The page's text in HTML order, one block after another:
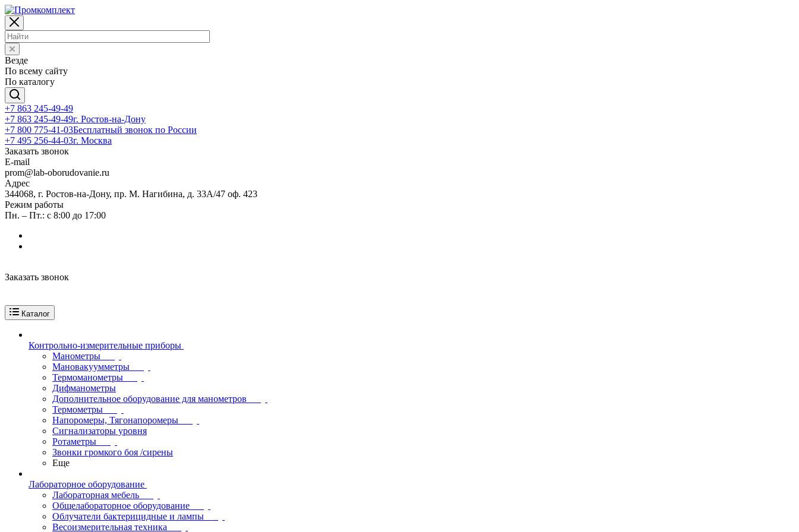
Везде
По всему сайту
По каталогу
+7 863 245-49-49
+7 863 245-49-49г. Ростов-на-Дону
+7 800 775-41-03Бесплатный звонок по России
+7 495 256-44-03г. Москва
Заказать звонок
E-mail
prom@lab-oborudovanie.ru
Адрес
344068, г. Ростов-на-Дону, пр. М. Нагибина, д. 33А/47 оф. 423
Режим работы
Пн. – Пт.: с 8:00 до 17:00
Заказать звонок
Каталог
Контрольно-измерительные приборы
Манометры
Мановакуумметры
Термоманометры
Дифманометры
Дополнительное оборудование для манометров
Термометры
Напоромеры, Тягонапоромеры
Сигнализаторы уровня
Ротаметры
Звонки громкого боя /сирены
Еще
Лабораторное оборудование
Лабораторная мебель
Общелабораторное оборудование
Облучатели бактерицидные и лампы
Весоизмерительная техника